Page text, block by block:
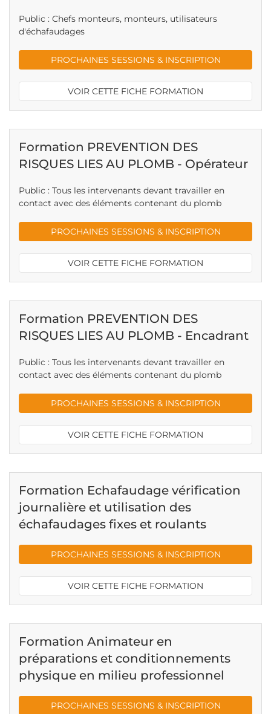
Public : Chefs monteurs, monteurs, utilisateurs
d'échafaudages
PROCHAINES SESSIONS & INSCRIPTION
VOIR CETTE FICHE FORMATION
Formation PREVENTION DES
RISQUES LIES AU PLOMB - Opérateur
Public : Tous les intervenants devant travailler en
contact avec des éléments contenant du plomb
PROCHAINES SESSIONS & INSCRIPTION
VOIR CETTE FICHE FORMATION
Formation PREVENTION DES
RISQUES LIES AU PLOMB - Encadrant
Public : Tous les intervenants devant travailler en
contact avec des éléments contenant du plomb
PROCHAINES SESSIONS & INSCRIPTION
VOIR CETTE FICHE FORMATION
Formation Echafaudage vérification
journalière et utilisation des
échafaudages fixes et roulants
PROCHAINES SESSIONS & INSCRIPTION
VOIR CETTE FICHE FORMATION
Formation Animateur en
préparations et conditionnements
physique en milieu professionnel
PROCHAINES SESSIONS & INSCRIPTION